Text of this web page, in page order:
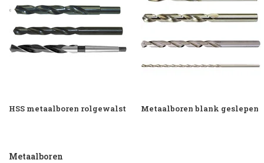
HSS metaalboren rolgewalst Metaalboren blank geslepen
Metaalboren